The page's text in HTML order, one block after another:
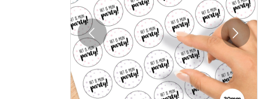
Volgende